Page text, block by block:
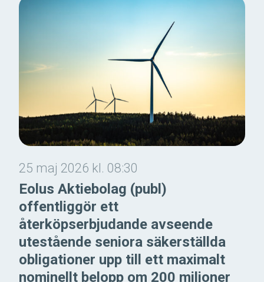
25 maj 2026 kl. 08:30
Eolus Aktiebolag (publ)
offentliggör ett
återköpserbjudande avseende
utestående seniora säkerställda
obligationer upp till ett maximalt
nominellt belopp om 200 miljoner